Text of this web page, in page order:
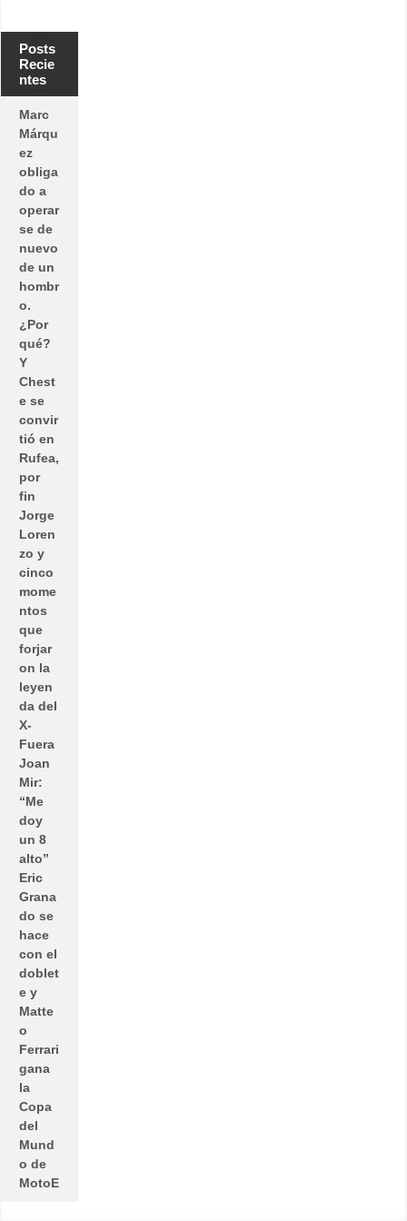
Posts
Recie
ntes
Marc
Márqu
ez
obliga
do a
operar
se de
nuevo
de un
hombr
o.
¿Por
qué?
Y
Chest
e se
convir
tió en
Rufea,
por
fin
Jorge
Loren
zo y
cinco
mome
ntos
que
forjar
on la
leyen
da del
X-
Fuera
Joan
Mir:
“Me
doy
un 8
alto”
Eric
Grana
do se
hace
con el
doblet
e y
Matte
o
Ferrari
gana
la
Copa
del
Mund
o de
MotoE